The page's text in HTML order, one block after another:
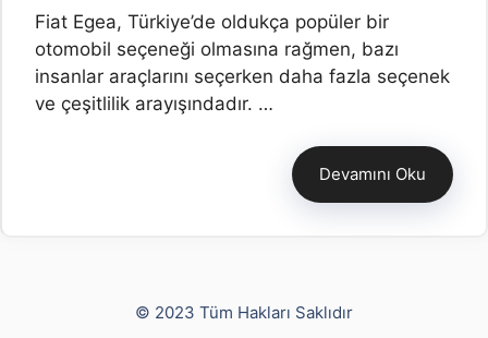
Fiat Egea, Türkiye’de oldukça popüler bir
otomobil seçeneği olmasına rağmen, bazı
insanlar araçlarını seçerken daha fazla seçenek
ve çeşitlilik arayışındadır. …
Devamını Oku
© 2023 Tüm Hakları Saklıdır